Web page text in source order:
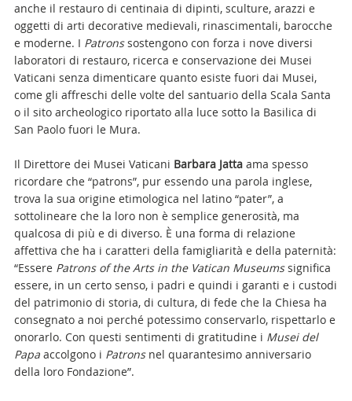
anche il restauro di centinaia di dipinti, sculture, arazzi e
oggetti di arti decorative medievali, rinascimentali, barocche
e moderne. I Patronssostengono con forza i nove diversi
laboratori di restauro, ricerca e conservazione dei Musei
Vaticani senza dimenticare quanto esiste fuori dai Musei,
come gli affreschi delle volte del santuario della Scala Santa
o il sito archeologico riportato alla luce sotto la Basilica di
San Paolo fuori le Mura.
Il Direttore dei Musei Vaticani Barbara Jattaama spesso
ricordare che “patrons”, pur essendo una parola inglese,
trova la sua origine etimologica nel latino “pater”, a
sottolineare che la loro non è semplice generosità, ma
qualcosa di più e di diverso. È una forma di relazione
affettiva che ha i caratteri della famigliarità e della paternità:
“Essere Patrons of the Arts in the Vatican Museumssignifica
essere, in un certo senso, i padri e quindi i garanti e i custodi
del patrimonio di storia, di cultura, di fede che la Chiesa ha
consegnato a noi perché potessimo conservarlo, rispettarlo e
onorarlo. Con questi sentimenti di gratitudine i Musei del
Papaaccolgono i Patronsnel quarantesimo anniversario
della loro Fondazione”.